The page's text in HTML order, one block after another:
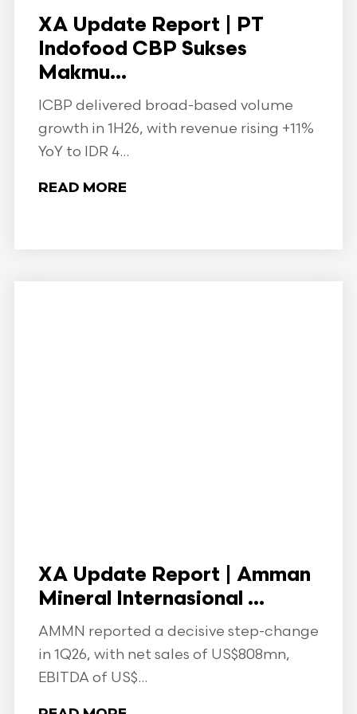
XA Update Report | PT
Indofood CBP Sukses
Makmu...
ICBP delivered broad-based volume
growth in 1H26, with revenue rising +11%
YoY to IDR 4...
READ MORE
XA Update Report | Amman
Mineral Internasional ...
AMMN reported a decisive step-change
in 1Q26, with net sales of US$808mn,
EBITDA of US$...